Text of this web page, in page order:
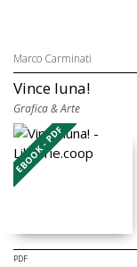
Marco Carminati
Vince luna!
Grafica & Arte
EBOOK - PDF
PDF